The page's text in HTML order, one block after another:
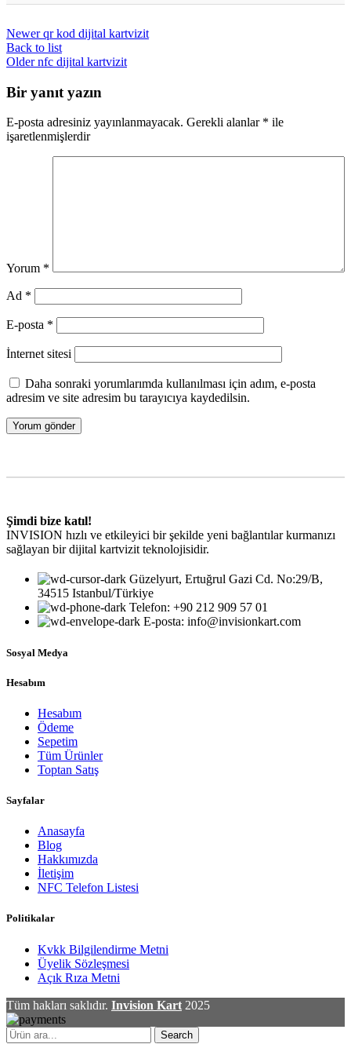
şunlardır: Adobe Photoshop, Canva, Microsoft
Word, Illustrator, CorelDRAW.
Newer qr kod dijital kartvizit
Back to list
Older nfc dijital kartvizit
Bir yanıt yazın
E-posta adresiniz yayınlanmayacak. Gerekli alanlar * ile
işaretlenmişlerdir
Yorum *
Ad *
E-posta *
İnternet sitesi
Daha sonraki yorumlarımda kullanılması için adım, e-posta
adresim ve site adresim bu tarayıcıya kaydedilsin.
Şimdi bize katıl!
INVISION hızlı ve etkileyici bir şekilde yeni bağlantılar kurmanızı
sağlayan bir dijital kartvizit teknolojisidir.
Güzelyurt, Ertuğrul Gazi Cd. No:29/B,
34515 Istanbul/Türkiye
Telefon: +90 212 909 57 01
E-posta: info@invisionkart.com
Sosyal Medya
Hesabım
Hesabım
Ödeme
Sepetim
Tüm Ürünler
Toptan Satış
Sayfalar
Anasayfa
Blog
Hakkımızda
İletişim
NFC Telefon Listesi
Politikalar
Kvkk Bilgilendirme Metni
Üyelik Sözleşmesi
Açık Rıza Metni
Tüm hakları saklıdır. Invision Kart 2025
Search